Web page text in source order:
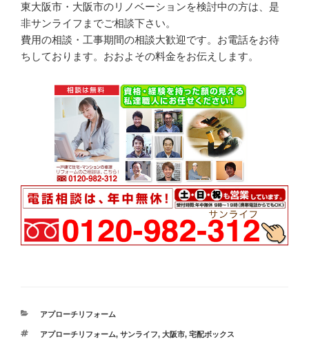
東大阪市・大阪市のリノベーションを検討中の方は、是
非サンライフまでご相談下さい。
費用の相談・工事期間の相談大歓迎です。お電話をお待
ちしております。おおよその料金をお伝えします。
カ
ゴ
アプローチリフォーム
タ
アプローチリフォーム, サンライフ, 大阪市, 宅配ボックス